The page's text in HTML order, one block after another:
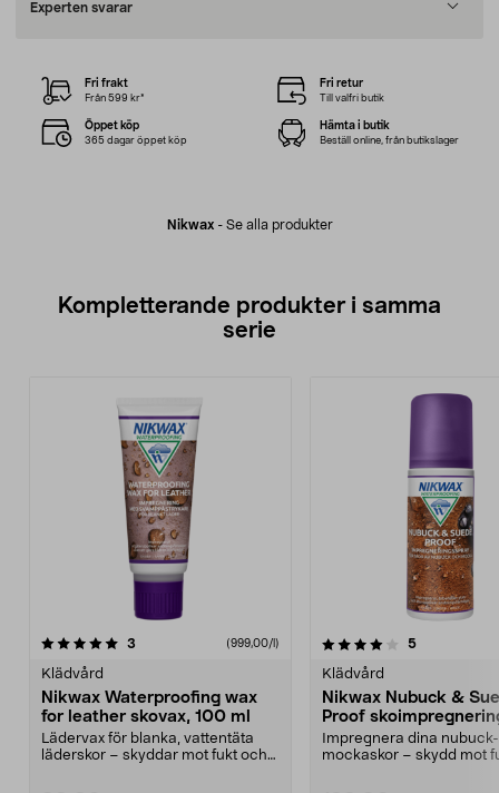
Experten svarar
Nikwax- Se alla produkter
Fri frakt
Från 599 kr*
Fri retur
Till valfri butik
Öppet köp
365 dagar öppet köp
Hämta i butik
Beställ online, från butikslager
Kompletterande produkter i samma
serie
3 (999,00/l)
Klädvård
Nikwax Waterproofing wax
for leather skovax, 100 ml
Lädervax för blanka, vattentäta
läderskor – skyddar mot fukt och
4.0av 5 stjärnor 5recensioner
Klädvård
Nikwax Nubuck &
Proof
ml
Impregnera dina
mockaskor – skydd mot
0.0 av 5 stjärnor